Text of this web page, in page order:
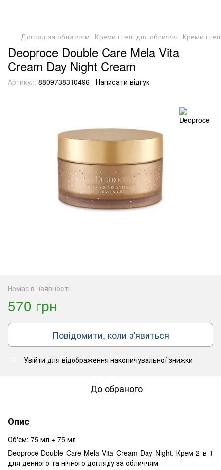
Догляд за обличчям Креми і гелі для обличчя Креми і
Deoproce Double Care Mela Vita
Cream Day Night Cream
Артикул: 8809738310496 Написати відгук
Немає в наявності
570 грн
Повідомити, коли з'явиться
Увійти для відображення накопичувальної знижки
До обраного
Опис
Об'єм: 75 мл + 75 мл
Deoproce Double Care Mela Vita Cream Day Night. Крем 2 в 1
для денного та нічного догляду за обличчям